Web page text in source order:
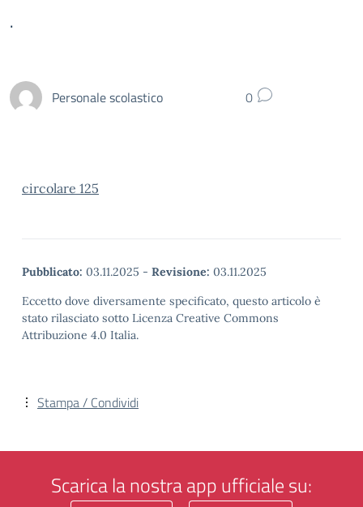
.
Personale scolastico 0
circolare 125
Pubblicato: 03.11.2025 - Revisione: 03.11.2025
Eccetto dove diversamente specificato, questo articolo è
stato rilasciato sotto Licenza Creative Commons
Attribuzione 4.0 Italia.
Stampa / Condividi
Scarica la nostra app ufficiale su: